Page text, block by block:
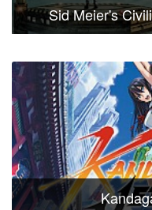
Sid Meier's